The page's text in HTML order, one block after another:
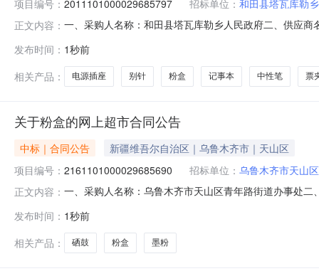
项目编号： 2011101000029685797 招标单位： 和田县塔瓦库勒
正文内容： 一、采购人名称：和田县塔瓦库勒乡人民政府二、供应
护插座3米5米10米八位总控公牛/BULLGN-217个
发布时间： 1秒前
相关产品：
电源插座 别针 粉盒 记事本 中性笔 票
关于粉盒的网上超市合同公告
中标｜合同公告
新疆维吾尔自治区｜乌鲁木齐市｜天山区
项目编号： 2161101000029685690 招标单位： 乌鲁木齐市天山
正文内容： 一、采购人名称：乌鲁木齐市天山区青年路街道办事处
思特/KSTKTL-413H(粉盒)盒2.001503002京瓷KT-4138
发布时间： 1秒前
相关产品：
硒鼓 粉盒 墨粉